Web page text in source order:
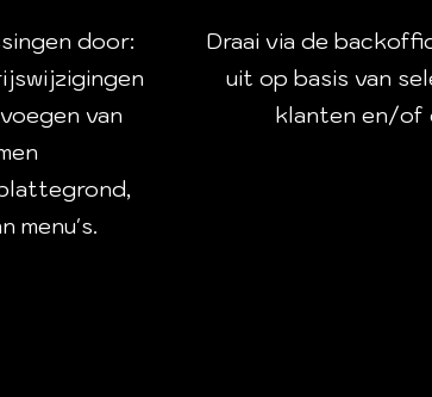
door:
van
menu's.
Draai via de
uit op basis van
klanten en/of